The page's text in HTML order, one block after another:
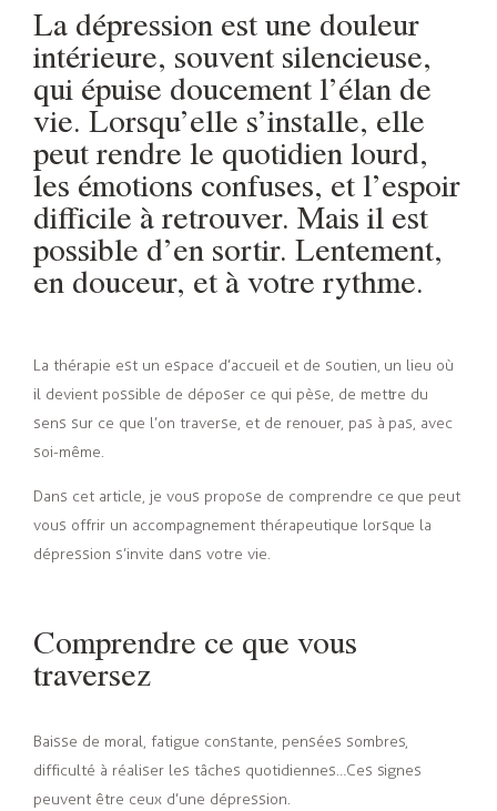
La dépression est une douleur
intérieure, souvent silencieuse,
qui épuise doucement l’élan de
vie. Lorsqu’elle s’installe, elle
peut rendre le quotidien lourd,
les émotions confuses, et l’espoir
difficile à retrouver. Mais il est
possible d’en sortir. Lentement,
en douceur, et à votre rythme.
La thérapie est un espace d’accueil et de soutien, un lieu où
il devient possible de déposer ce qui pèse, de mettre du
sens sur ce que l’on traverse, et de renouer, pas à pas, avec
soi-même.
Dans cet article, je vous propose de comprendre ce que peut
vous offrir un accompagnement thérapeutique lorsque la
dépression s’invite dans votre vie.
Comprendre ce que vous
traversez
Baisse de moral, fatigue constante, pensées sombres,
difficulté à réaliser les tâches quotidiennes…Ces signes
peuvent être ceux d’une dépression.